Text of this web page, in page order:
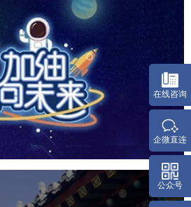
在线咨询
企微直连
公众号
加油向未来
小程序 定制开发